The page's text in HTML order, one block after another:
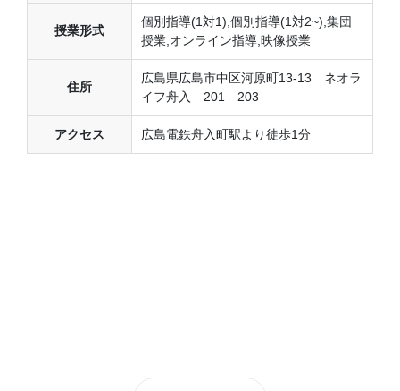
授業形式
個別指導(1対1),個別指導(1対2~),集団
授業,オンライン指導,映像授業
住所
広島県広島市中区河原町13-13 ネオラ
イフ舟入 201 203
アクセス 広島電鉄舟入町駅より徒歩1分